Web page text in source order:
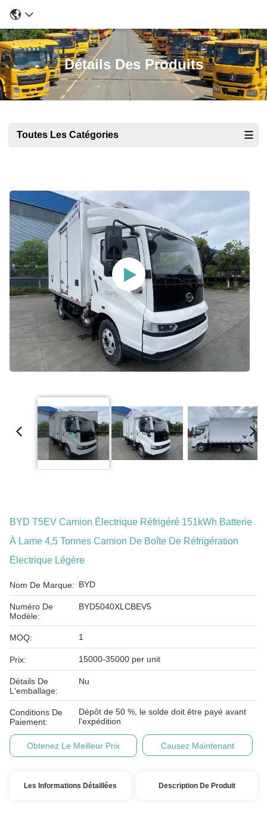
Détails Des Produits
Toutes Les Catégories
BYD T5EV Camion Électrique Réfrigéré 151kWh Batterie
À Lame 4,5 Tonnes Camion De Boîte De Réfrigération
Électrique Légère
Nom De Marque: BYD
Numéro De
Modèle:
BYD5040XLCBEV5
MOQ: 1
Prix: 15000-35000 per unit
Détails De
L'emballage:
Nu
Conditions De
Paiement:
Dépôt de 50 %, le solde doit être payé avant
l'expédition
Obtenez Le Meilleur Prix Causez Maintenant
Les Informations Détaillées Description De Produit